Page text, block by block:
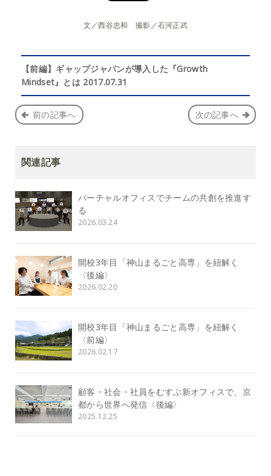
文／西谷忠和 撮影／石河正武
【前編】ギャップジャパンが導入した『Growth
Mindset』とは 2017.07.31
前の記事へ 次の記事へ
関連記事
バーチャルオフィスでチームの共創を推進す
る
2026.03.24
開校3年目「神山まるごと高専」を紐解く
〈後編〉
2026.02.20
開校3年目「神山まるごと高専」を紐解く
〈前編〉
2026.02.17
顧客・社会・社員をむすぶ新オフィスで、京
都から世界へ発信〈後編〉
2025.12.25